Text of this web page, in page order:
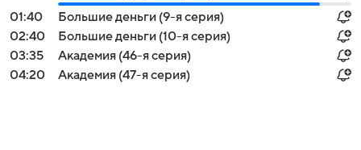
01:40
Большие деньги (9-я серия)
02:40
Большие деньги (10-я серия)
03:35
Академия (46-я серия)
04:20
Академия (47-я серия)